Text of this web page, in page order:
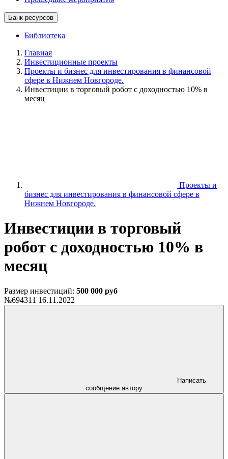
Банк ресурсов
Библиотека
Главная
Инвестиционные проекты
Проекты и бизнес для инвестирования в финансовой
сфере в Нижнем Новгороде.
Инвестиции в торговый робот с доходностью 10% в
месяц
Проекты и
бизнес для инвестирования в финансовой сфере в
Нижнем Новгороде.
Инвестиции в торговый
робот с доходностью 10% в
месяц
Размер инвестиций: 500 000 руб
№694311 16.11.2022
сообщение автору